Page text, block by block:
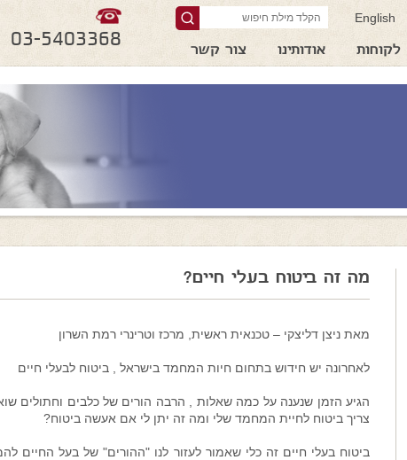
English
לקוחות אודותינו צור קשר
03-5403368
מה זה ביטוח בעלי חיים?
מאת ניצן דליצקי – טכנאית ראשית, מרכז וטרינרי רמת השרון
לאחרונה יש חידוש בתחום חיות המחמד בישראל , ביטוח לבעלי חיים
הגיע הזמן שנענה על כמה שאלות , הרבה הורים של כלבים וחתולים
צריך ביטוח לחיית המחמד שלי ומה זה יתן לי אם אעשה ביטוח?
ביטוח בעלי חיים זה כלי שאמור לעזור לנו "ההורים" של בעל החיים